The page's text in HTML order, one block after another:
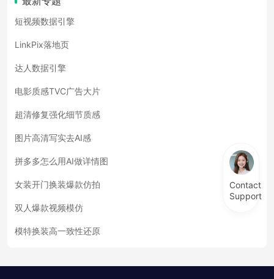
短视频数据引擎
LinkPix落地页
达人数据引擎
电影质感TVC广告大片
超清修复强化细节质感
图片高清写实去AI感
拼多多怎么用AI做详情图
女装开门换装爆款仿拍
双人爆款视频模仿
模特换装高一致性还原
Contact
Support